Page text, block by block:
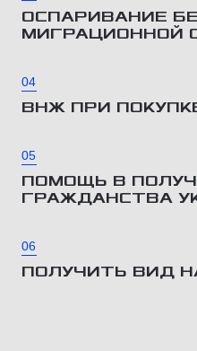
ОСПАРИВАНИЕ
МИГРАЦИОННОЙ
04
ВНЖ ПРИ
05
ПОМОЩЬ В
ГРАЖДАНСТВА
06
ПОЛУЧИТЬ ВИД